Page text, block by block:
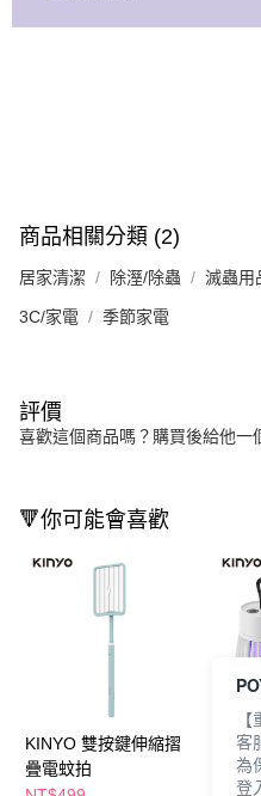
商品相關分類 (2)
居家清潔 除溼/除蟲 滅蟲用
3C/家電 季節家電
評價
喜歡這個商品嗎？購買後給他一
🔻你可能會喜歡
KINYO 雙按鍵伸縮摺
疊電蚊拍
【廠
你無
客
為
登